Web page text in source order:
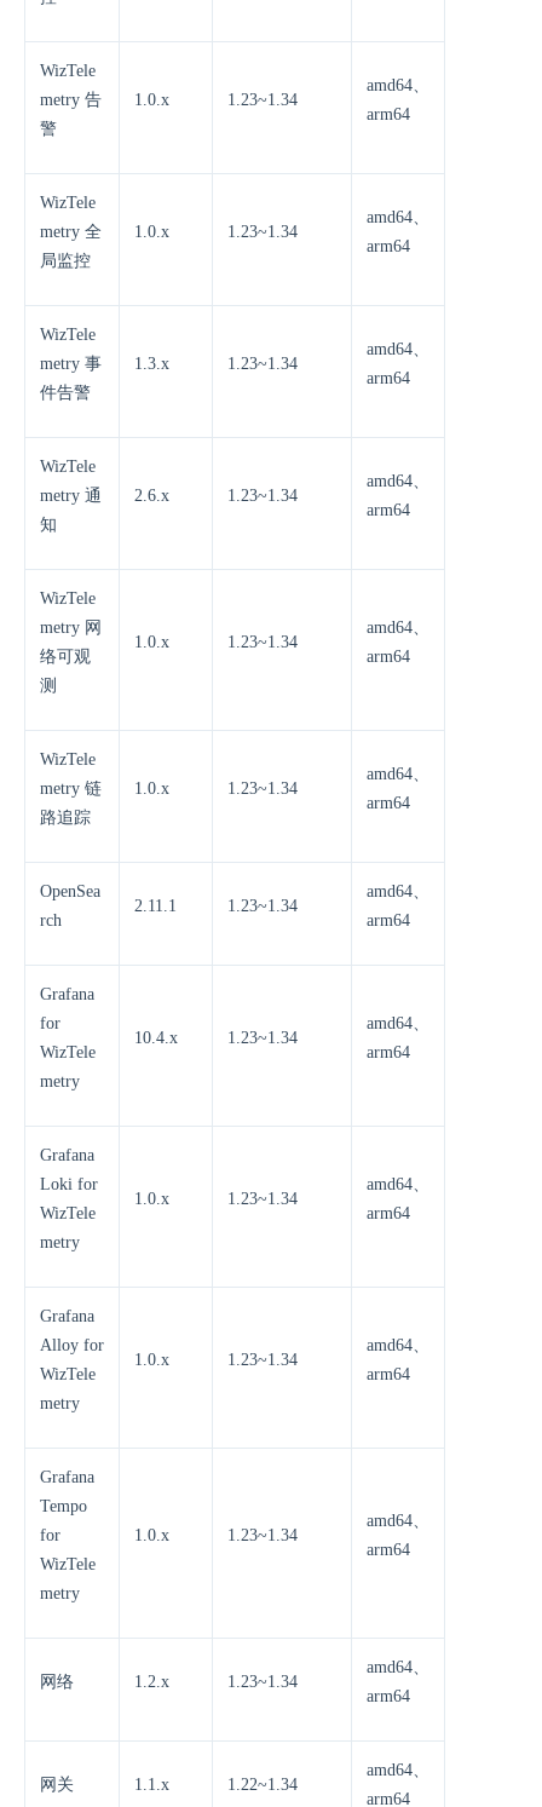
WizTele
metry 告
警
1.0.x 1.23~1.34
amd64、
arm64
WizTele
metry 全
局监控
1.0.x 1.23~1.34
amd64、
arm64
WizTele
metry 事
件告警
1.3.x 1.23~1.34
amd64、
arm64
WizTele
metry 通
知
2.6.x 1.23~1.34
amd64、
arm64
WizTele
metry 网
络可观
测
1.0.x 1.23~1.34
amd64、
arm64
WizTele
metry 链
路追踪
1.0.x 1.23~1.34
amd64、
arm64
OpenSea
rch
2.11.1 1.23~1.34
amd64、
arm64
Grafana
for
WizTele
metry
10.4.x 1.23~1.34
amd64、
arm64
Grafana
Loki for
WizTele
metry
1.0.x 1.23~1.34
amd64、
arm64
Grafana
Alloy for
WizTele
metry
1.0.x 1.23~1.34
amd64、
arm64
Grafana
Tempo
for
WizTele
metry
1.0.x 1.23~1.34
amd64、
arm64
网络 1.2.x 1.23~1.34
amd64、
arm64
网关 1.1.x 1.22~1.34
amd64、
arm64